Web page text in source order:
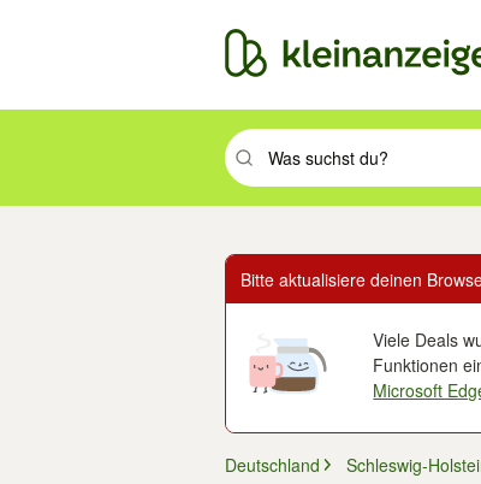
Suchbegriff eingeben.
Bitte aktualisiere deinen
Viele Deals
Funktionen
Microsoft
Deutschland Schleswig-